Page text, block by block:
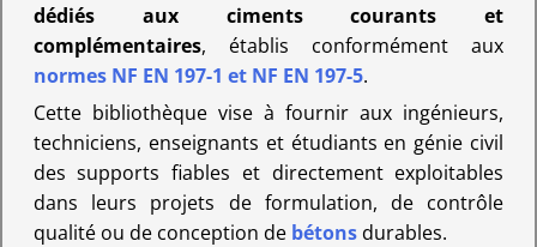
dédiés aux ciments courants et
complémentaires, établis conformément aux
normes NF EN 197-1 et NF EN 197-5.
Cette bibliothèque vise à fournir aux ingénieurs,
techniciens, enseignants et étudiants en génie civil
des supports fiables et directement exploitables
dans leurs projets de formulation, de contrôle
qualité ou de conception de bétonsdurables.